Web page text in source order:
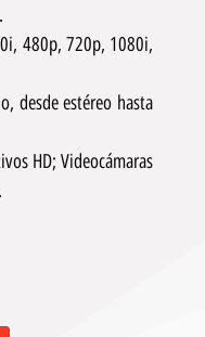
480p, 720p, 1080i,
desde estéreo hasta
HD; Videocámaras